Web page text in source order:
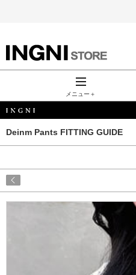
INGNI（イン
グ）公式通
販｜INGNI
STORE
メニュー＋
Deinm Pants FITTING GUIDE